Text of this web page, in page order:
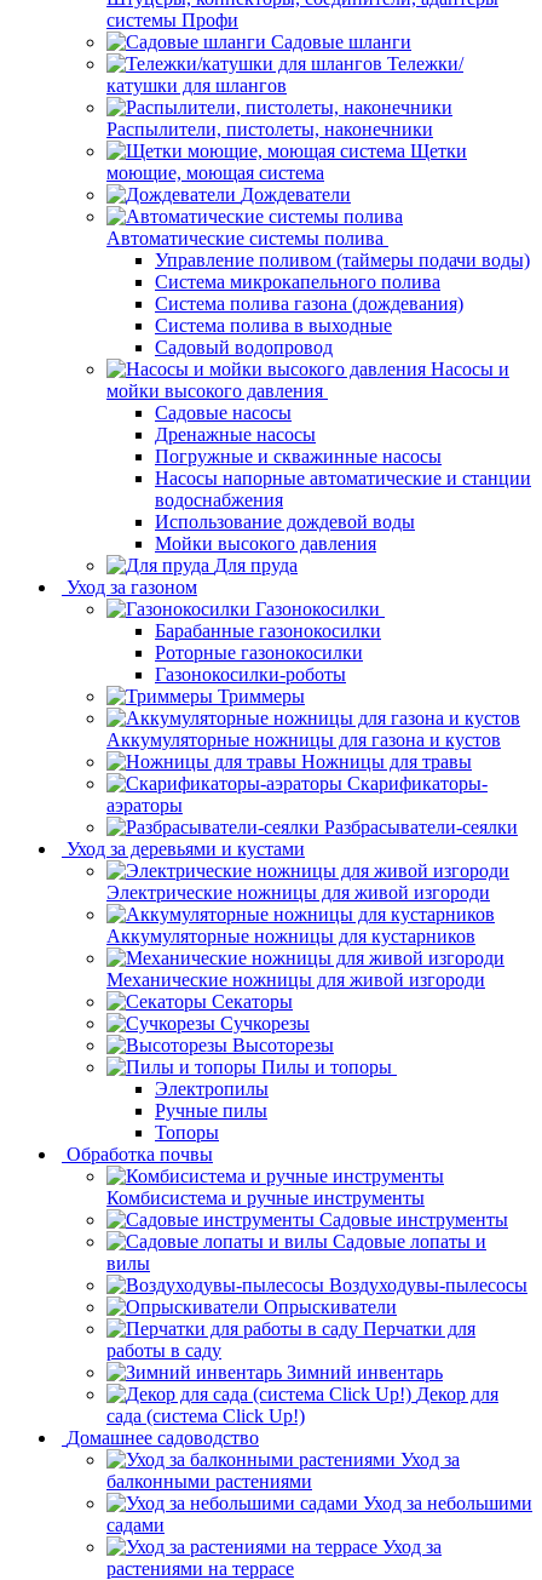
системы Профи
Садовые шланги
Тележки/
катушки для шлангов
Распылители, пистолеты, наконечники
Щетки
моющие, моющая система
Дождеватели
Автоматические системы полива
Управление поливом (таймеры подачи воды)
Система микрокапельного полива
Система полива газона (дождевания)
Система полива в выходные
Садовый водопровод
Насосы и
мойки высокого давления
Садовые насосы
Дренажные насосы
Погружные и скважинные насосы
Насосы напорные автоматические и станции
водоснабжения
Использование дождевой воды
Мойки высокого давления
Для пруда
Уход за газоном
Газонокосилки
Барабанные газонокосилки
Роторные газонокосилки
Газонокосилки-роботы
Триммеры
Аккумуляторные ножницы для газона и кустов
Ножницы для травы
Скарификаторы-
аэраторы
Разбрасыватели-сеялки
Уход за деревьями и кустами
Электрические ножницы для живой изгороди
Аккумуляторные ножницы для кустарников
Механические ножницы для живой изгороди
Секаторы
Сучкорезы
Высоторезы
Пилы и топоры
Электропилы
Ручные пилы
Топоры
Обработка почвы
Комбисистема и ручные инструменты
Садовые инструменты
Садовые лопаты и
вилы
Воздуходувы-пылесосы
Опрыскиватели
Перчатки для
работы в саду
Зимний инвентарь
Декор для
сада (система Click Up!)
Домашнее садоводство
Уход за
балконными растениями
Уход за небольшими
садами
Уход за
растениями на террасе